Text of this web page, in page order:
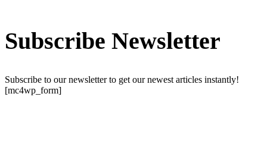
Subscribe Newsletter
Subscribe to our newsletter to get our newest articles instantly!
[mc4wp_form]